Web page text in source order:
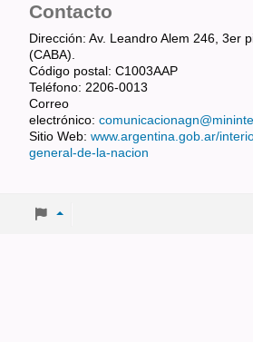
Contacto
Dirección: Av. Leandro Alem 246, 3er
(CABA).
Código postal: C1003AAP
Teléfono: 2206-0013
Correo
electrónico:
Sitio Web: www.argentina.gob.ar/
general-de-la-nacion